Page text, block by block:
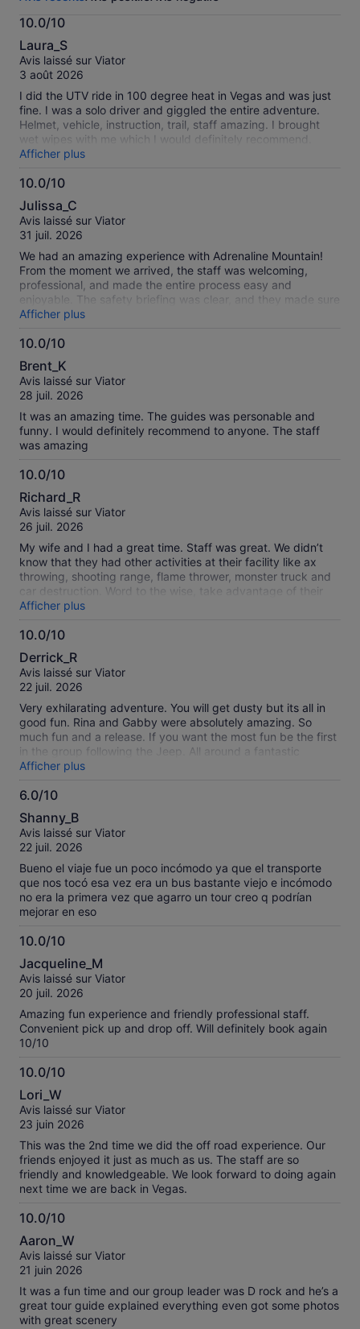
d’informations
sur
nos
avis
vérifiés
10.0/10
10.0
sur
10
Laura_S
Avis laissé sur Viator
3 août 2026
I did the UTV ride in 100 degree heat in Vegas and was just
fine. I was a solo driver and giggled the entire adventure.
Helmet, vehicle, instruction, trail, staff amazing. I brought
wet wipes with me which I would definitely recommend.
Wesley the shuttle driver was personable as was the staff at
Adrenaline.
Afficher plus
10.0/10
10.0
sur
10
Julissa_C
Avis laissé sur Viator
31 juil. 2026
We had an amazing experience with Adrenaline Mountain!
From the moment we arrived, the staff was welcoming,
professional, and made the entire process easy and
enjoyable. The safety briefing was clear, and they made sure
everyone felt comfortable before heading out. The UTV ride
itself was incredible! The trails were exciting, the scenery
was beautiful, and there was a perfect mix of adventure and
group entertained while making sure everyone stayed safe.
The UTVs were in great condition, and everything was very
well organized. This ended up being one of the highlights of
our Las Vegas trip. If you're looking for an unforgettable off-
road adventure, I highly recommend Adrenaline Mountain.
We can't wait to come back
Afficher plus
10.0/10
10.0
sur
10
Brent_K
Avis laissé sur Viator
28 juil. 2026
It was an amazing time. The guides was personable and
funny. I would definitely recommend to anyone. The staff
was amazing
10.0/10
10.0
sur
10
Richard_R
Avis laissé sur Viator
26 juil. 2026
My wife and I had a great time. Staff was great. We didn’t
know that they had other activities at their facility like ax
throwing, shooting range, flame thrower, monster truck and
car destruction. Word to the wise, take advantage of their
shuttle service to avoid that non paved road. I went straight
to the car wash after driving that road.
Afficher plus
10.0/10
10.0
sur
10
Derrick_R
Avis laissé sur Viator
22 juil. 2026
Very exhilarating adventure. You will get dusty but its all in
good fun. Rina and Gabby were absolutely amazing. So
much fun and a release. If you want the most fun be the first
in the group following the Jeep. All around a fantastic
experience. Can't wait to come back. The young woman who
checked us in and signed up was super helpful. Look at all
the other things they offer as well. Its a blast, literally !
Afficher plus
6.0/10
6.0
sur
10
Shanny_B
Avis laissé sur Viator
22 juil. 2026
Bueno el viaje fue un poco incómodo ya que el transporte
que nos tocó esa vez era un bus bastante viejo e incómodo
no era la primera vez que agarro un tour creo q podrían
mejorar en eso
10.0/10
10.0
sur
10
Jacqueline_M
Avis laissé sur Viator
20 juil. 2026
Amazing fun experience and friendly professional staff.
Convenient pick up and drop off. Will definitely book again
10/10
10.0/10
10.0
sur
10
Lori_W
Avis laissé sur Viator
23 juin 2026
This was the 2nd time we did the off road experience. Our
friends enjoyed it just as much as us. The staff are so
friendly and knowledgeable. We look forward to doing again
next time we are back in Vegas.
10.0/10
10.0
sur
10
Aaron_W
Avis laissé sur Viator
21 juin 2026
It was a fun time and our group leader was D rock and he’s a
great tour guide explained everything even got some photos
with great scenery